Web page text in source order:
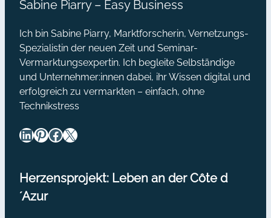
Maren
Martschenko
[Podcast]
Sabine Piarry – Easy Business
Ich bin Sabine Piarry, Marktforscherin, Vernetzungs-
Spezialistin der neuen Zeit und Seminar-
Vermarktungsexpertin. Ich begleite Selbständige
und Unternehmer:innen dabei, ihr Wissen digital und
erfolgreich zu vermarkten – einfach, ohne
Technikstress
LinkedIn Pinterest Facebook X
Herzensprojekt: Leben an der Côte d
´Azur